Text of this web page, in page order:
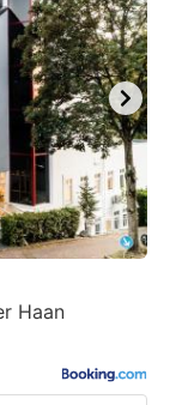
Haan